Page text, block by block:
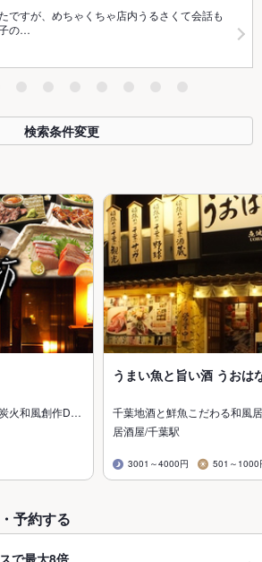
ですが、めちゃくちゃ店内うるさくて会話も
の…
検索条件変更
火和風創作D…
うまい魚と旨い酒 うおは
千葉地酒と鮮魚こだわる和風
居酒屋/千葉駅
3001～4000円 501～1000
予約する
で最大8倍